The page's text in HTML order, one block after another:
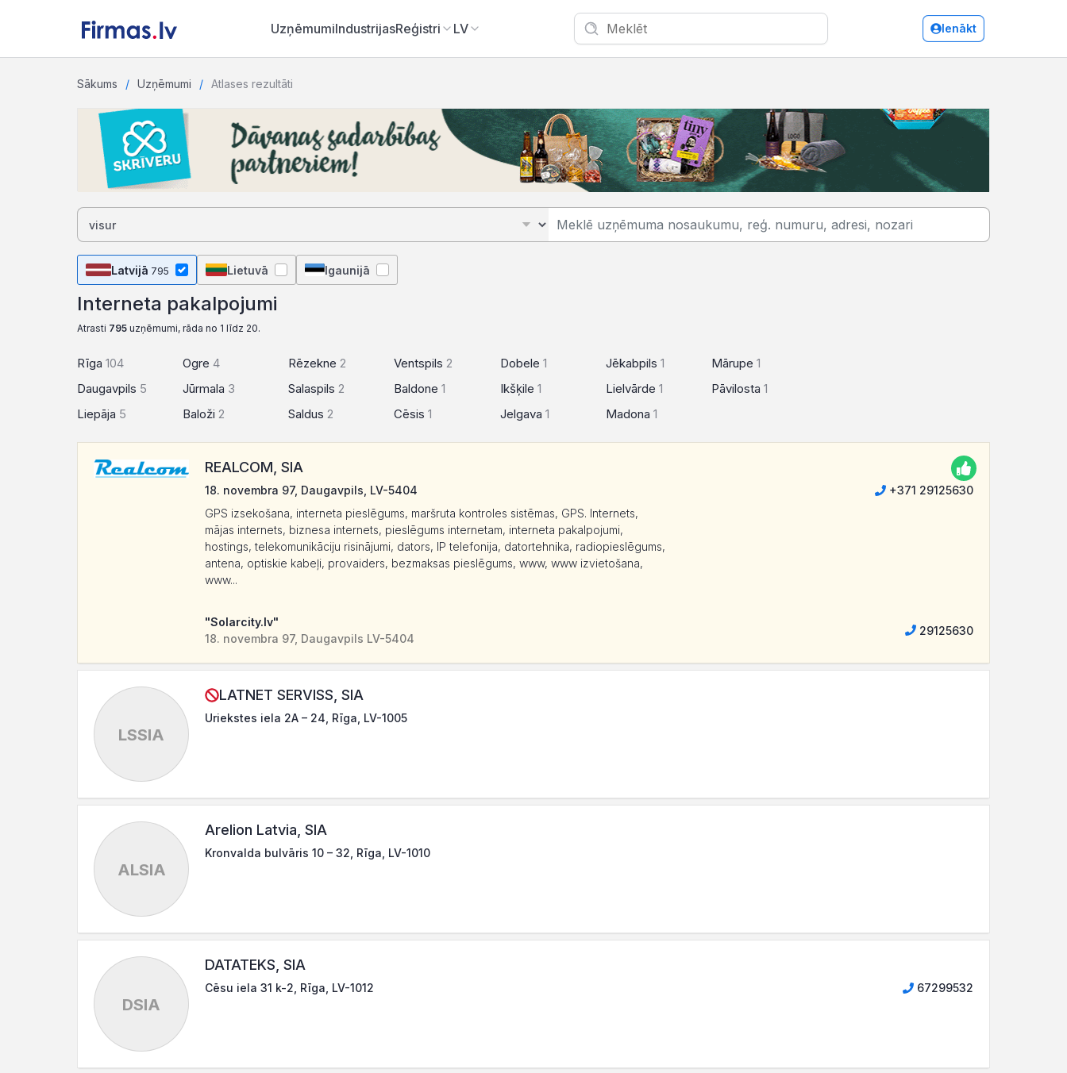
UzņēmumiIndustrijasReģistri LV Ienākt
Sākums Uzņēmumi Atlases rezultāti
Interneta pakalpojumi
Latvijā 795 Lietuvā Igaunijā
Interneta pakalpojumi
Atrasti 795 uzņēmumi, rāda no 1 līdz 20.
Rīga 104
Daugavpils 5
Liepāja 5
Ogre4
Jūrmala 3
Baloži2
Rēzekne2
Salaspils2
Saldus2
Ventspils2
Baldone1
Cēsis1
Dobele 1
Ikšķile 1
Jelgava 1
Jēkabpils 1
Lielvārde 1
Madona 1
Mārupe 1
Pāvilosta 1
REALCOM, SIA
18. novembra 97, Daugavpils, LV-5404
+371 29125630
GPS izsekošana, interneta pieslēgums, maršruta kontroles sistēmas, GPS. Internets,
mājas internets, biznesa internets, pieslēgums internetam, interneta pakalpojumi,
hostings, telekomunikāciju risinājumi, dators, IP telefonija, datortehnika, radiopieslēgums,
antena, optiskie kabeļi, provaiders, bezmaksas pieslēgums, www, www izvietošana,
www...
"Solarcity.lv"
18. novembra 97, Daugavpils LV-5404
29125630
LSSIA
LATNET SERVISS, SIA
Uriekstes iela 2A – 24, Rīga, LV-1005
ALSIA
Arelion Latvia, SIA
Kronvalda bulvāris 10 – 32, Rīga, LV-1010
DSIA
DATATEKS, SIA
Cēsu iela 31 k-2, Rīga, LV-1012 67299532